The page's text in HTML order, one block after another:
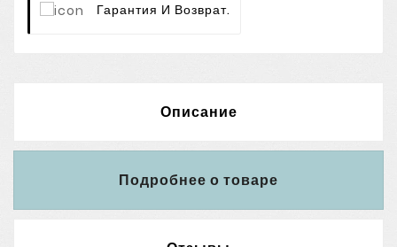
Гарантия И Возврат.
Описание
Подробнее о товаре